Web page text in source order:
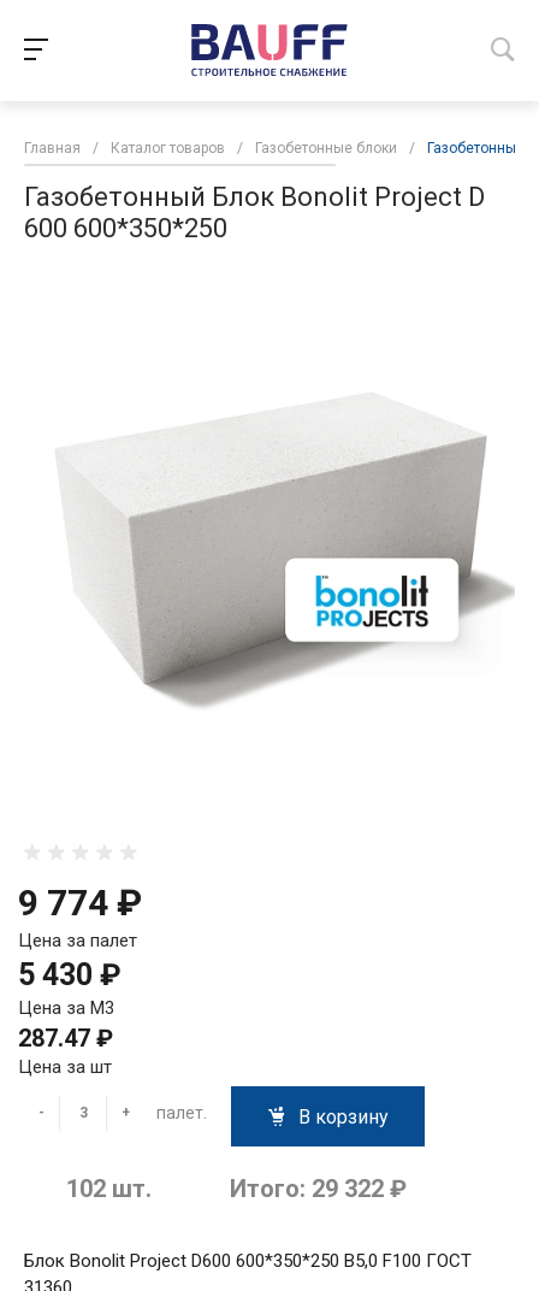
Главная / Каталог товаров / Газобетонные блоки / Газобетонный
Газобетонный Блок Bonolit Project D
600 600*350*250
9 774 ₽
Цена за палет
5 430 ₽
Цена за М3
287.47 ₽
Цена за шт
- + палет. В корзину
102 шт. Итого: 29 322 ₽
Блок Bonolit Project D600 600*350*250 В5,0 F100 ГОСТ